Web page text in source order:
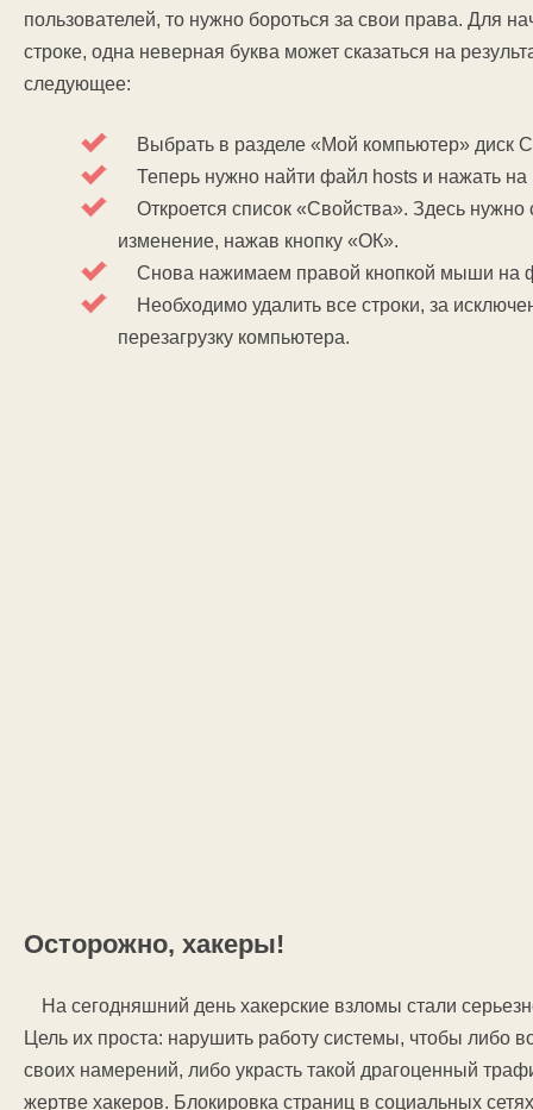
пользователей, то нужно бороться за свои права. Для
строке, одна неверная буква может сказаться на
следующее:
Выбрать в разделе «Мой компьютер» диск
Теперь нужно найти файл hosts и нажать
Откроется список «Свойства». Здесь нужно
изменение, нажав кнопку «ОК».
Снова нажимаем правой кнопкой мыши на
Необходимо удалить все строки, за
перезагрузку компьютера.
Осторожно, хакеры!
На сегодняшний день хакерские взломы стали
Цель их проста: нарушить работу системы, чтобы либо
своих намерений, либо украсть такой драгоценный
жертве хакеров. Блокировка страниц в социальных